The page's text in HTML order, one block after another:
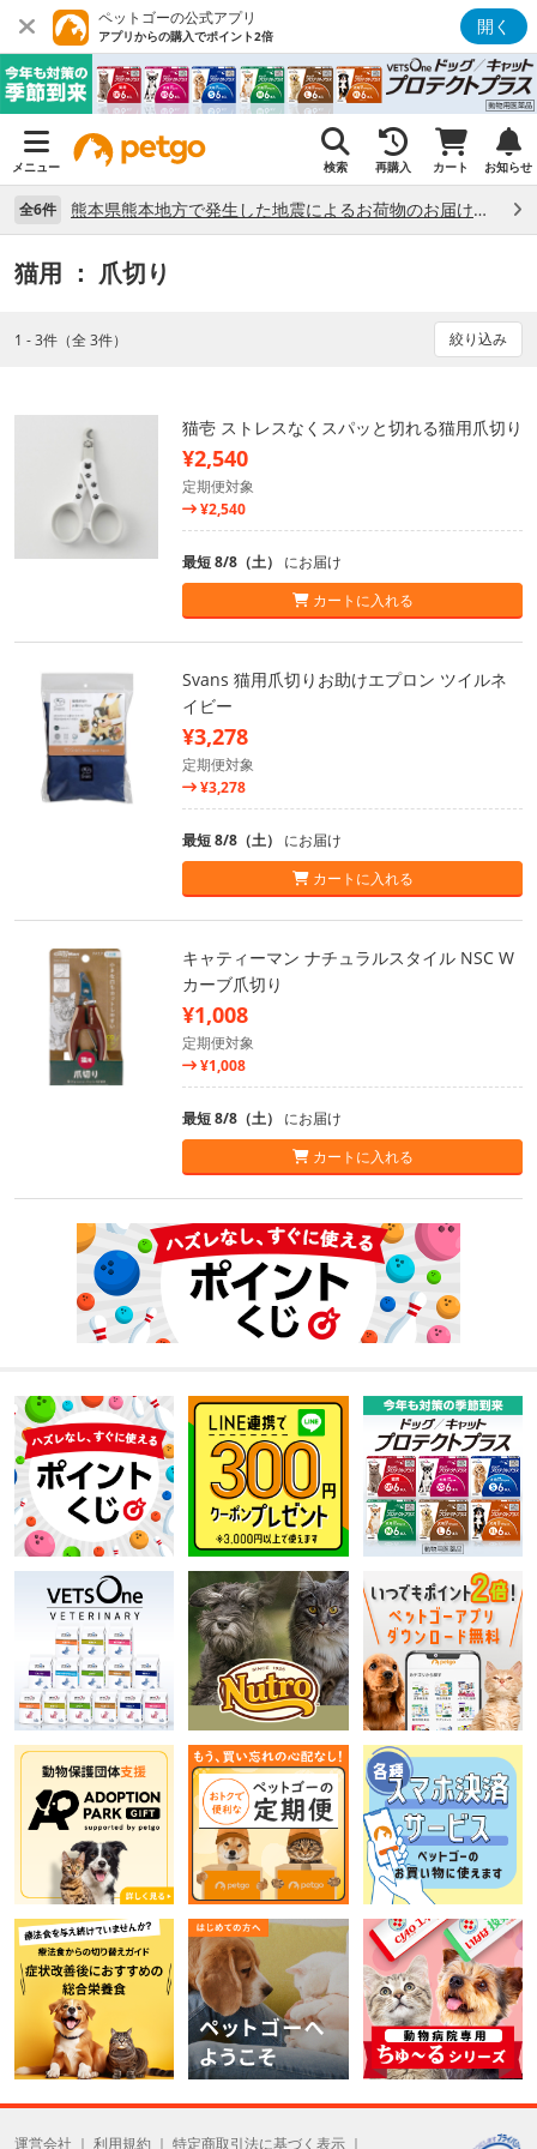
ペットゴーの公式アプリ
アプリからの購入でポイント2倍 開く
メニュー 検索 再購入 カート お知らせ
全6件 熊本県熊本地方で発生した地震によるお荷物のお届け状況について （7/28）
猫用 ： 爪切り
1 - 3件（全 3件） 絞り込み
猫壱 ストレスなくスパッと切れる猫用爪切り
¥2,540
定期便対象
¥2,540
最短 8/8（土） にお届け
カートに入れる
Svans 猫用爪切りお助けエプロン ツイルネ
イビー
¥3,278
定期便対象
¥3,278
最短 8/8（土） にお届け
カートに入れる
キャティーマン ナチュラルスタイル NSC W
カーブ爪切り
¥1,008
定期便対象
¥1,008
最短 8/8（土） にお届け
カートに入れる
運営会社 利用規約 特定商取引法に基づく表示